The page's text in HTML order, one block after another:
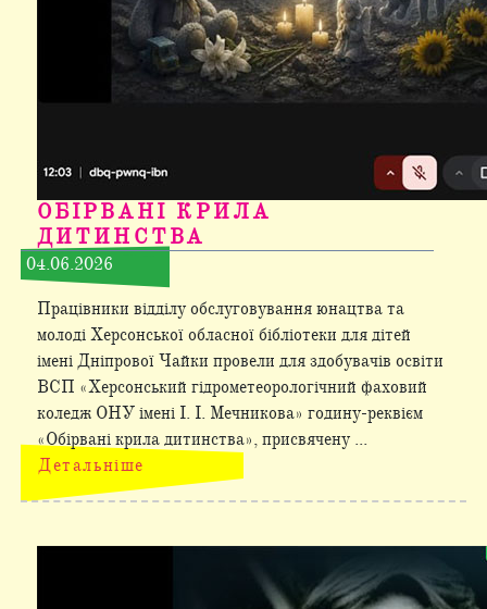
ОБІРВАНІ КРИЛА
ДИТИНСТВА
04.06.2026
Працівники відділу обслуговування юнацтва та
молоді Херсонської обласної бібліотеки для дітей
імені Дніпрової Чайки провели для здобувачів освіти
ВСП «Херсонський гідрометеорологічний фаховий
коледж ОНУ імені І. І. Мечникова» годину-реквієм
«Обірвані крила дитинства», присвячену ...
Детальніше